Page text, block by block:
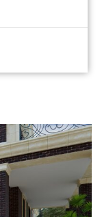
подряд...
фасадную
зон